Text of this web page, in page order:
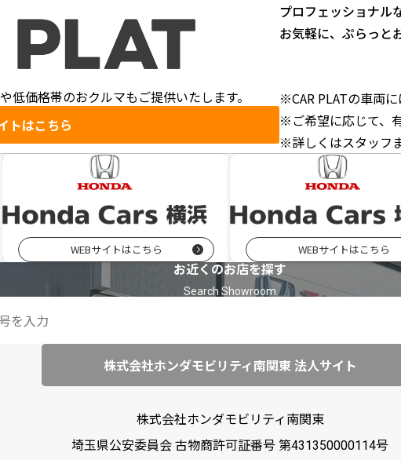
プロフェッショナル
お気軽に、ぷらっと
低価格帯のおクルマもご提供いたします。
トはこちら
※CAR PLATの車両
※ご希望に応じて、
※詳しくはスタッフ
WEBサイトはこちら WEBサイトはこちら
お近くのお店を探す
株式会社ホンダモビリティ南関東 法人サイト
株式会社ホンダモビリティ南関東
埼玉県公安委員会 古物商許可証番号 第431350000114号